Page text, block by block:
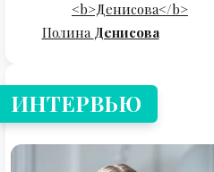
Полина Денисова
ИНТЕРВЬЮ